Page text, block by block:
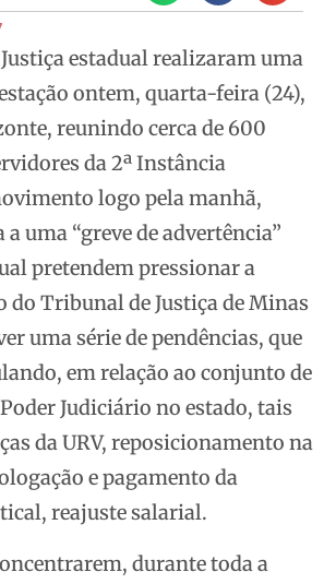
estadual realizaram uma
ontem, quarta-feira (24),
reunindo cerca de 600
da 2ª Instância
logo pela manhã,
uma “greve de advertência”
pretendem pressionar a
Tribunal de Justiça de Minas
uma série de pendências, que
em relação ao conjunto de
Judiciário no estado, tais
da URV, reposicionamento na
e pagamento da
reajuste salarial.
durante toda a